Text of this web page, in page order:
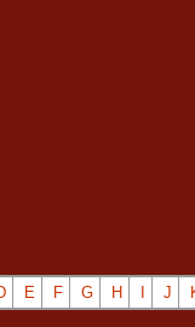
E F G H J